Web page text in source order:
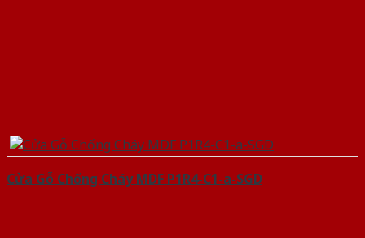
Cửa Gỗ Chống Cháy MDF P1R4-C1-a-SGD